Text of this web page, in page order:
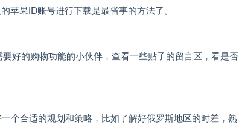
苹果ID账号进行下载是最省事的方法了。
好的购物功能的小伙伴，查看一些贴子的留言区，看是否
个合适的规划和策略，比如了解好俄罗斯地区的时差，熟